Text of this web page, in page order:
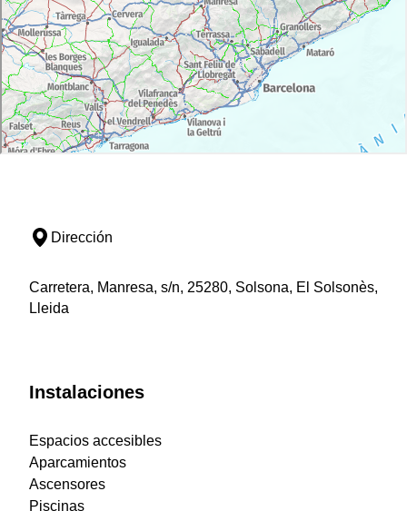
Dirección
Carretera, Manresa, s/n, 25280, Solsona, El Solsonès,
Lleida
Instalaciones
Espacios accesibles
Aparcamientos
Ascensores
Piscinas